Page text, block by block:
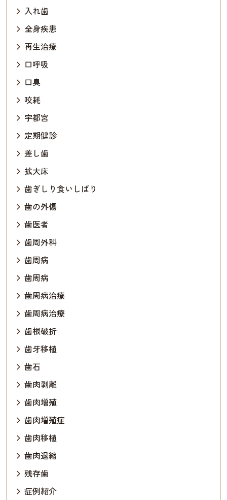
入れ歯
全身疾患
再生治療
口呼吸
口臭
咬耗
宇都宮
定期健診
差し歯
拡大床
歯ぎしり食いしばり
歯の外傷
歯医者
歯周外科
歯周病
歯周病
歯周病治療
歯周病治療
歯根破折
歯牙移植
歯石
歯肉剥離
歯肉増殖
歯肉増殖症
歯肉移植
歯肉退縮
残存歯
症例紹介